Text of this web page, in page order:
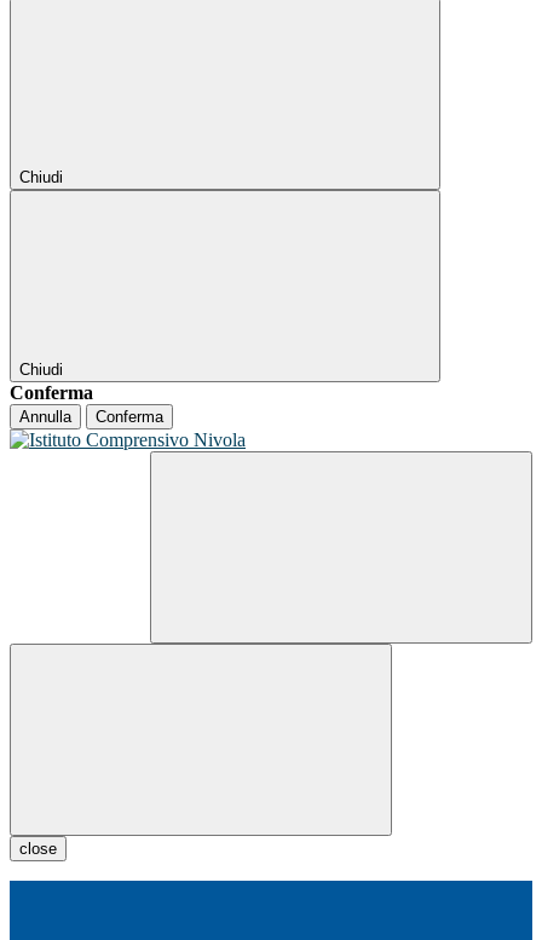
Chiudi
Chiudi
Conferma
Annulla Conferma
close